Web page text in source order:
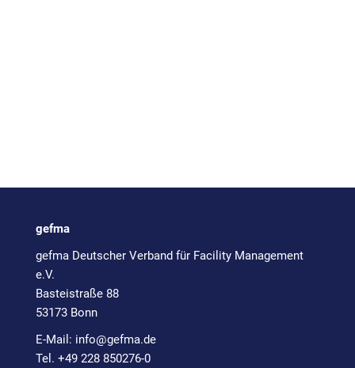
gefma
gefma Deutscher Verband für Facility Management
e.V.
Basteistraße 88
53173 Bonn
E-Mail: info@gefma.de
Tel. +49 228 850276-0